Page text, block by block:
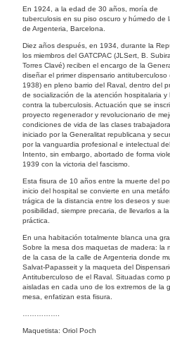
En 1924, a la edad de 30 años, moría de
tuberculosis en su piso oscuro y húmedo de
de Argenteria, Barcelona.
Diez años después, en 1934, durante la
los miembros del GATCPAC (JLSert, B.
Torres Clavé) reciben el encargo de la
diseñar el primer dispensario antituberculoso
1938) en pleno barrio del Raval, dentro del
de socialización de la atención hospitalaria y
contra la tuberculosis. Actuación que se
proyecto regenerador y revolucionario de
condiciones de vida de las clases
iniciado por la Generalitat republicana y
por la vanguardia profesional e intelectual
Intento, sin embargo, abortado de forma
1939 con la victoria del fascismo.
Esta fisura de 10 años entre la muerte del
inicio del hospital se convierte en una
trágica de la distancia entre los deseos y
posibilidad, siempre precaria, de llevarlos a la
práctica.
En una habitación totalmente blanca una
Sobre la mesa dos maquetas de madera: la
de la casa de la calle de Argenteria donde
Salvat-Papasseit y la maqueta del
Antituberculoso de el Raval. Situadas como
aisladas en cada uno de los extremos de la
mesa, enfatizan esta fisura.
Maquetista: Oriol Poch